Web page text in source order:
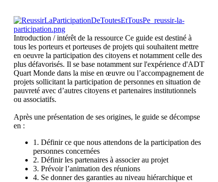
Introduction / intérêt de la ressource Ce guide est destiné à
tous les porteurs et porteuses de projets qui souhaitent mettre
en oeuvre la participation des citoyens et notamment celle des
plus défavorisés. Il se base notamment sur l'expérience d'ADT
Quart Monde dans la mise en œuvre ou l’accompagnement de
projets sollicitant la participation de personnes en situation de
pauvreté avec d’autres citoyens et partenaires institutionnels
ou associatifs.
Après une présentation de ses origines, le guide se décompse
en :
1. Définir ce que nous attendons de la participation des
personnes concernées
2. Définir les partenaires à associer au projet
3. Prévoir l’animation des réunions
4. Se donner des garanties au niveau hiérarchique et